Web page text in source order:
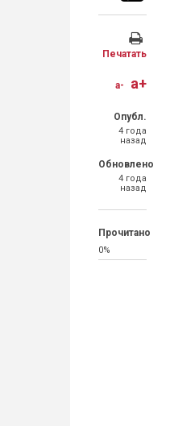
Печатать
a- a+
Опубл.
4 года
назад
Обновлено
4 года
назад
Прочитано
0%